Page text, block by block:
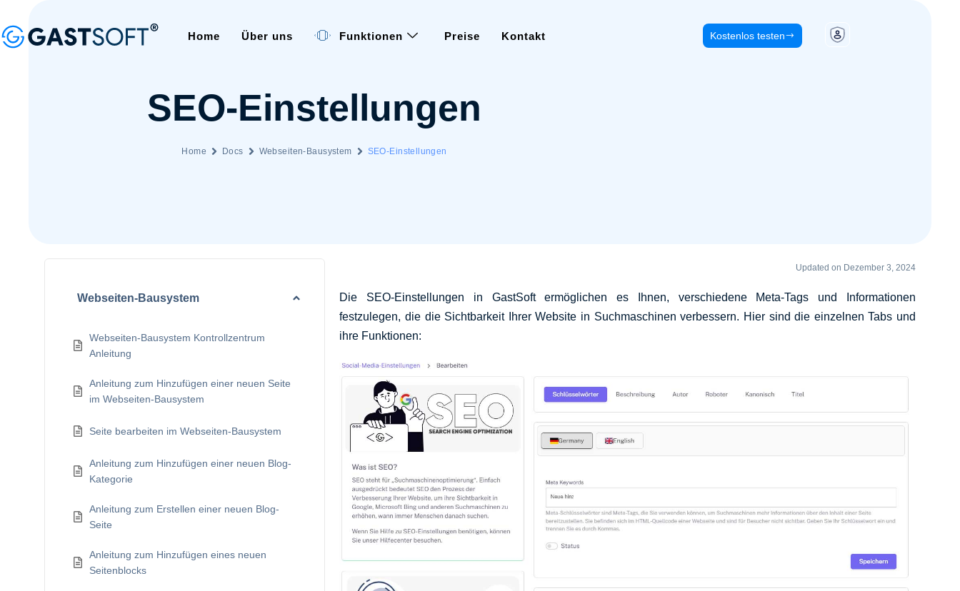
Home Über uns Funktionen Preise Kontakt Kostenlos testen
SEO-Einstellungen
Home Docs Webseiten-Bausystem SEO-Einstellungen
Webseiten-Bausystem
Webseiten-Bausystem Kontrollzentrum
Anleitung
Anleitung zum Hinzufügen einer neuen Seite
im Webseiten-Bausystem
Seite bearbeiten im Webseiten-Bausystem
Anleitung zum Hinzufügen einer neuen Blog-
Kategorie
Anleitung zum Erstellen einer neuen Blog-
Seite
Anleitung zum Hinzufügen eines neuen
Seitenblocks
Updated on Dezember 3, 2024
Die SEO-Einstellungen in GastSoft ermöglichen es Ihnen, verschiedene Meta-Tags und Informationen
festzulegen, die die Sichtbarkeit Ihrer Website in Suchmaschinen verbessern. Hier sind die einzelnen Tabs und
ihre Funktionen: